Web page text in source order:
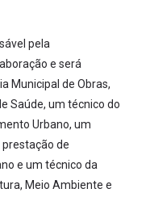
pela
e será
Municipal de Obras,
Saúde, um técnico do
Urbano, um
de
e um técnico da
Meio Ambiente e